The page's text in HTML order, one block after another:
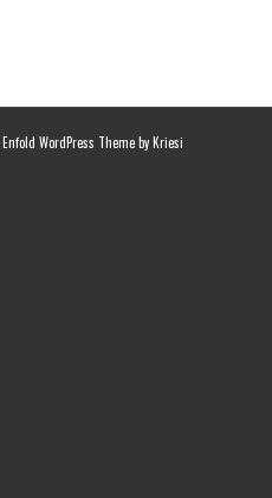
Enfold WordPress Theme by Kriesi